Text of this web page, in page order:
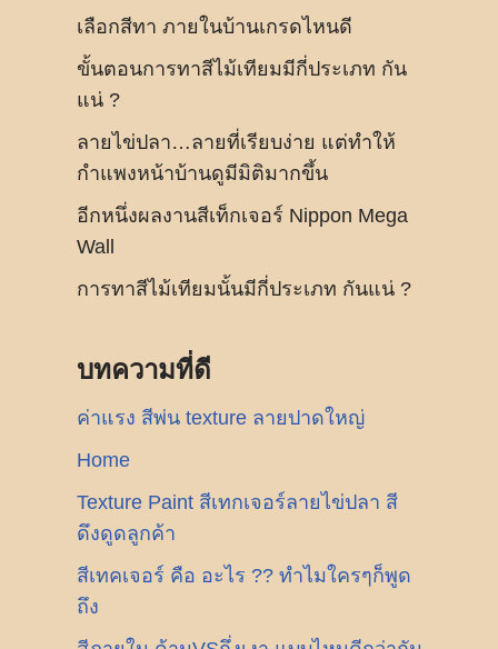
เลือกสีทา ภายในบ้านเกรดไหนดี
ขั้นตอนการทาสีไม้เทียมมีกี่ประเภท กัน
แน่ ?
ลายไข่ปลา…ลายที่เรียบง่าย แต่ทำให้
กำแพงหน้าบ้านดูมีมิติมากขึ้น
อีกหนึ่งผลงานสีเท็กเจอร์ Nippon Mega
Wall
การทาสีไม้เทียมนั้นมีกี่ประเภท กันแน่ ?
บทความที่ดี
ค่าแรง สีพ่น texture ลายปาดใหญ่
Home
Texture Paint สีเทกเจอร์ลายไข่ปลา สี
ดึงดูดลูกค้า
สีเทคเจอร์ คือ อะไร ?? ทำไมใครๆก็พูด
ถึง